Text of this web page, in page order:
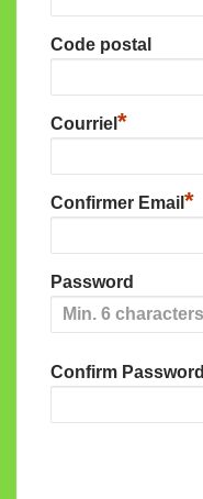
Code postal
Courriel *
Confirmer Email *
Password
Confirm Password